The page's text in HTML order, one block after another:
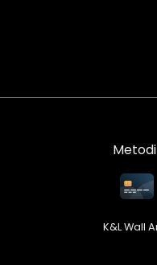
K&L Wall